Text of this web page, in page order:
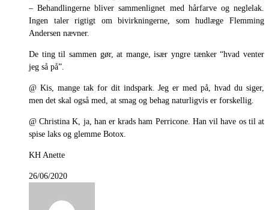
– Behandlingerne bliver sammenlignet med hårfarve og neglelak.
Ingen taler rigtigt om bivirkningerne, som hudlæge Flemming
Andersen nævner.
De ting til sammen gør, at mange, især yngre tænker “hvad venter
jeg så på”.
@ Kis, mange tak for dit indspark. Jeg er med på, hvad du siger,
men det skal også med, at smag og behag naturligvis er forskellig.
@ Christina K, ja, han er krads ham Perricone. Han vil have os til at
spise laks og glemme Botox.
KH Anette
26/06/2020